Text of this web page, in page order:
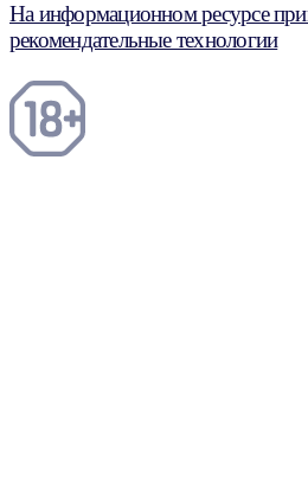
На информационном ресурсе
рекомендательные технологии